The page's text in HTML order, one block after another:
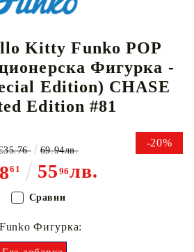
Kitty Funko POP
Фигурка -
Edition) CHASE
Edition #81
-20%
61 55 96лв.
69.94лв.
Фигурка:
Сравни